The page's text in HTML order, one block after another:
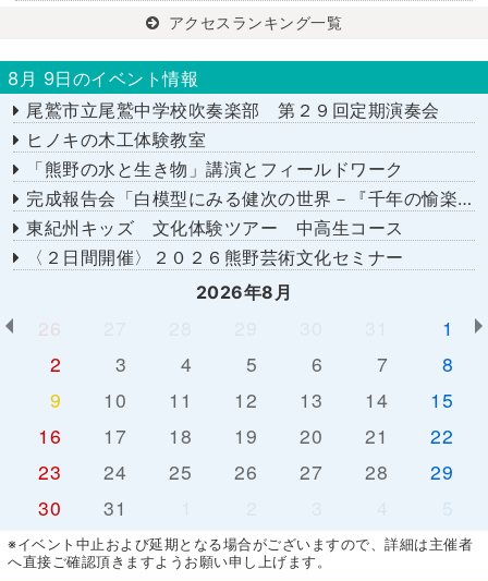
アクセスランキング一覧
8月 9日のイベント情報
尾鷲市立尾鷲中学校吹奏楽部 第２９回定期演奏会
ヒノキの木工体験教室
「熊野の水と生き物」講演とフィールドワーク
完成報告会「白模型にみる健次の世界－『千年の愉楽』『奇蹟』より－」
東紀州キッズ 文化体験ツアー 中高生コース
〈２日間開催〉２０２６熊野芸術文化セミナー
2026年8月
26
1
2
3 4 5 6 7
8
9
10 11 12 13 14
15
16
17 18 19 20 21
22
23
24 25 26 27 28
29
30
31 5
※イベント中止および延期となる場合がございますので、詳細は主催者
へ直接ご確認頂きますようお願い申し上げます。